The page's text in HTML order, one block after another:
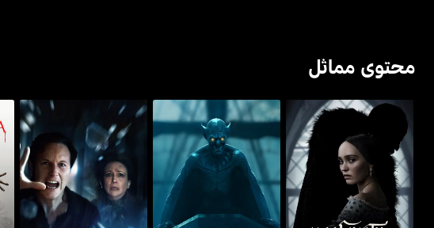
محتوى مماثل
نوسفيراتو
ذا لاست فوياج أوف ذا
ذا كونجورينغ: لاست رايتس